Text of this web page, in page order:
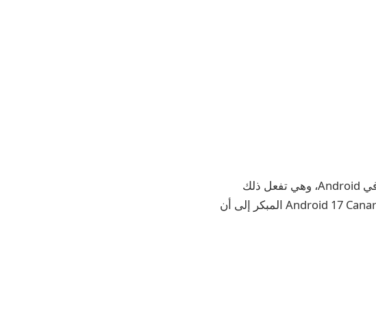
ربما تقوم Google أخيرًا بإغلاق إحدى فجوات الخصوصية الطويلة الأمد في Android، وهي تفعل ذلك
بطريقة منخفضة المستوى إلى حد ما. تشير الدلائل الجديدة من إصدار Android 17 Canary المبكر إلى أن